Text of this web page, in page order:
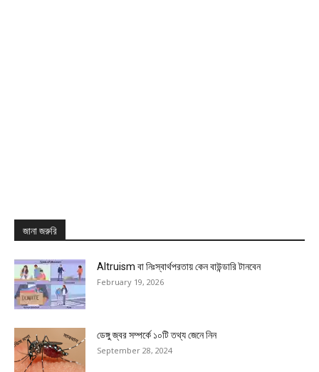
জানা জরুরি
Altruism বা নিঃস্বার্থপরতায় কেন বাউন্ডারি টানবেন
February 19, 2026
ডেঙ্গু জ্বর সম্পর্কে ১০টি তথ্য জেনে নিন
September 28, 2024